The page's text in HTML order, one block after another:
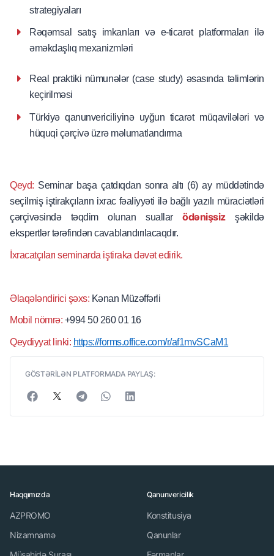
strategiyaları
Rəqəmsal satış imkanları və e-ticarət platformaları ilə
əməkdaşlıq mexanizmləri
Real praktiki nümunələr (case study) əsasında təlimlərin
keçirilməsi
Türkiyə qanunvericiliyinə uyğun ticarət müqavilələri və
hüquqi çərçivə üzrə məlumatlandırma
Qeyd: Seminar başa çatdıqdan sonra altı (6) ay müddətində
seçilmiş iştirakçıların ixrac fəaliyyəti ilə bağlı yazılı müraciətləri
çərçivəsində təqdim olunan suallarödənişsizşəkildə
ekspertlər tərəfindən cavablandırılacaqdır.
İxracatçıları seminarda iştiraka dəvət edirik.
Əlaqələndirici şəxs: Kənan Müzəffərli
Mobil nömrə: +994 50 260 01 16
Qeydiyyat linki: https://forms.office.com/r/af1mvSCaM1
GÖSTƏRİLƏN PLATFORMADA PAYLAŞ:
Haqqımızda
AZPROMO
Nizamnamə
Qanunvericilik
Konstitusiya
Qanunlar